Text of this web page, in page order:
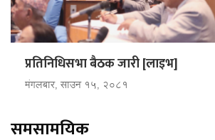
प्रतिनिधिसभा बैठक जारी [लाइभ]
मंगलबार, साउन १५, २०८१
समसामयिक